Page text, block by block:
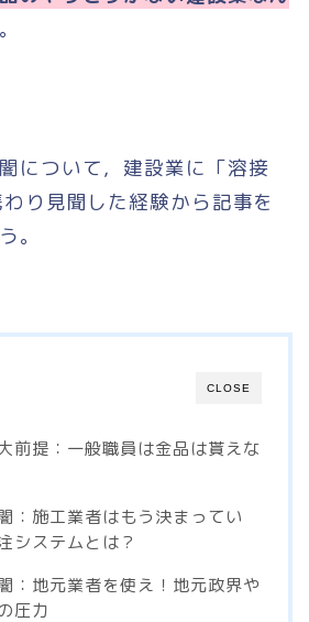
について，建設業に「溶接
り見聞した経験から記事を
。
CLOSE
前提：一般職員は金品は貰えな
：施工業者はもう決まってい
システムとは？
：地元業者を使え！地元政界や
圧力